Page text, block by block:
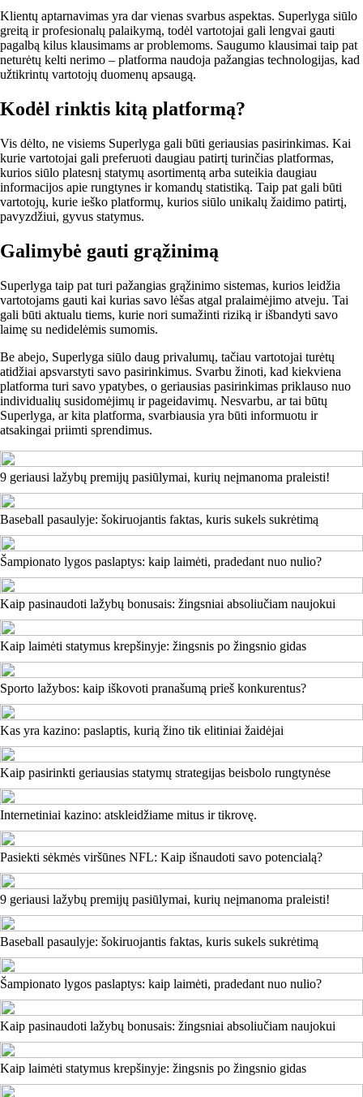
Klientų aptarnavimas yra dar vienas svarbus aspektas. Superlyga siūlo
greitą ir profesionalų palaikymą, todėl vartotojai gali lengvai gauti
pagalbą kilus klausimams ar problemoms. Saugumo klausimai taip pat
neturėtų kelti nerimo – platforma naudoja pažangias technologijas, kad
užtikrintų vartotojų duomenų apsaugą.
Kodėl rinktis kitą platformą?
Vis dėlto, ne visiems Superlyga gali būti geriausias pasirinkimas. Kai
kurie vartotojai gali preferuoti daugiau patirtį turinčias platformas,
kurios siūlo platesnį statymų asortimentą arba suteikia daugiau
informacijos apie rungtynes ir komandų statistiką. Taip pat gali būti
vartotojų, kurie ieško platformų, kurios siūlo unikalų žaidimo patirtį,
pavyzdžiui, gyvus statymus.
Galimybė gauti grąžinimą
Superlyga taip pat turi pažangias grąžinimo sistemas, kurios leidžia
vartotojams gauti kai kurias savo lėšas atgal pralaimėjimo atveju. Tai
gali būti aktualu tiems, kurie nori sumažinti riziką ir išbandyti savo
laimę su nedidelėmis sumomis.
Be abejo, Superlyga siūlo daug privalumų, tačiau vartotojai turėtų
atidžiai apsvarstyti savo pasirinkimus. Svarbu žinoti, kad kiekviena
platforma turi savo ypatybes, o geriausias pasirinkimas priklauso nuo
individualių susidomėjimų ir pageidavimų. Nesvarbu, ar tai būtų
Superlyga, ar kita platforma, svarbiausia yra būti informuotu ir
atsakingai priimti sprendimus.
9 geriausi lažybų premijų pasiūlymai, kurių neįmanoma praleisti!
Baseball pasaulyje: šokiruojantis faktas, kuris sukels sukrėtimą
Šampionato lygos paslaptys: kaip laimėti, pradedant nuo nulio?
Kaip pasinaudoti lažybų bonusais: žingsniai absoliučiam naujokui
Kaip laimėti statymus krepšinyje: žingsnis po žingsnio gidas
Sporto lažybos: kaip iškovoti pranašumą prieš konkurentus?
Kas yra kazino: paslaptis, kurią žino tik elitiniai žaidėjai
Kaip pasirinkti geriausias statymų strategijas beisbolo rungtynėse
Internetiniai kazino: atskleidžiame mitus ir tikrovę.
Pasiekti sėkmės viršūnes NFL: Kaip išnaudoti savo potencialą?
9 geriausi lažybų premijų pasiūlymai, kurių neįmanoma praleisti!
Baseball pasaulyje: šokiruojantis faktas, kuris sukels sukrėtimą
Šampionato lygos paslaptys: kaip laimėti, pradedant nuo nulio?
Kaip pasinaudoti lažybų bonusais: žingsniai absoliučiam naujokui
Kaip laimėti statymus krepšinyje: žingsnis po žingsnio gidas